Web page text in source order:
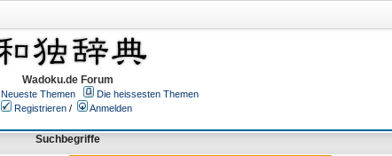
Wadoku.de Forum
Neueste Themen
Die heissesten Themen
Registrieren /
Anmelden
Suchbegriffe